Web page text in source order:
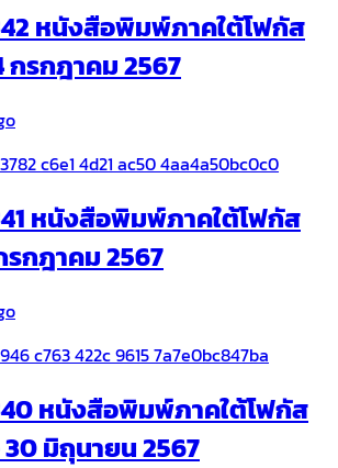
หนังสือพิมพ์ภาคใต้โฟกัส
กรกฎาคม 2567
หนังสือพิมพ์ภาคใต้โฟกัส
รกฎาคม 2567
หนังสือพิมพ์ภาคใต้โฟกัส
มิถุนายน 2567